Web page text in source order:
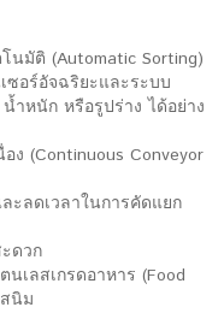
นมัติ (Automatic Sorting)
ซอร์อัจฉริยะและระบบ
หนัก หรือรูปร่าง ได้อย่าง
ง (Continuous Conveyor
ะลดเวลาในการคัดแยก
ดวก
เลสเกรดอาหาร (Food
นิม